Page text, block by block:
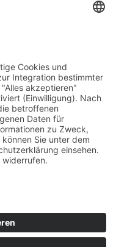
nach den
August Gaul
bestehend aus
Haltung
Kopf nach oben
zu ihm
des Main-Taunus-
noch zwei weitere
(1924) auf dem